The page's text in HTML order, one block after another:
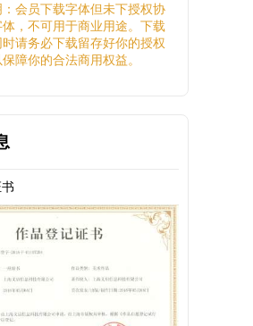
会员下载字体但未下授权协
，不可用于商业用途。下载
请务必下载留存好你的授权
障你的合法商用权益。